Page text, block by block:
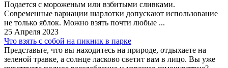
Подается с мороженым или взбитыми сливками.
Современные вариации шарлотки допускают использование
не только яблок. Можно взять почти любые ...
25 Апреля 2023
Что взять с собой на пикник в парке
Представьте, что вы находитесь на природе, отдыхаете на
зеленой травке, а солнце ласково светит вам в лицо. Вы уже